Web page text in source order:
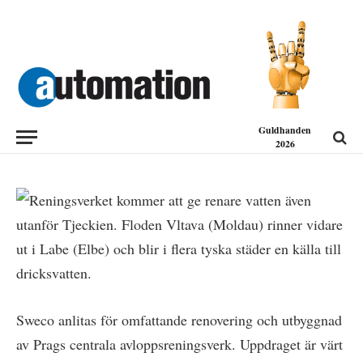
Guldhanden
2026
Sweco renoverar
avloppsreningsverk i Prag
Sweco anlitas för omfattande renovering och utbyggnad
av Prags centrala avloppsreningsverk. Uppdraget är värt